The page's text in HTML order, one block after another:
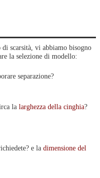
scarsità, vi abbiamo bisogno
la selezione di modello:
separazione?
la larghezza della cinghia?
e la dimensione del